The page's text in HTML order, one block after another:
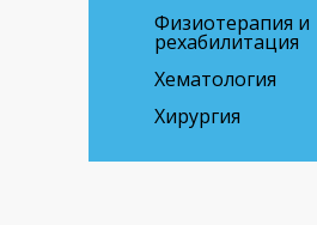
Физиотерапия и
рехабилитация
Хематология
Хирургия